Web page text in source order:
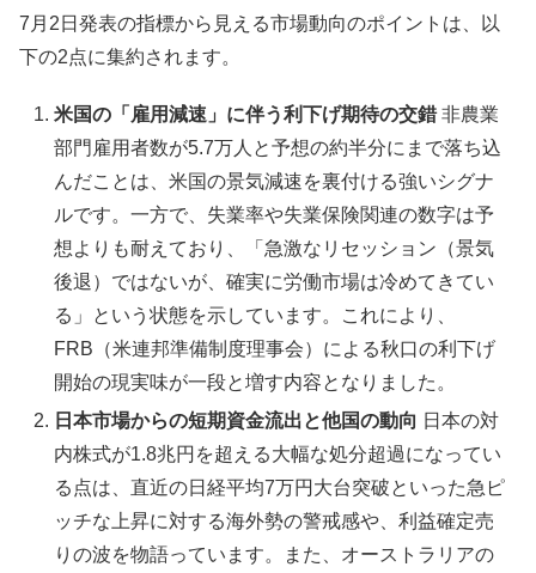
7月2日発表の指標から見える市場動向のポイントは、以
下の2点に集約されます。
米国の「雇用減速」に伴う利下げ期待の交錯非農業
部門雇用者数が5.7万人と予想の約半分にまで落ち込
んだことは、米国の景気減速を裏付ける強いシグナ
ルです。一方で、失業率や失業保険関連の数字は予
想よりも耐えており、「急激なリセッション（景気
後退）ではないが、確実に労働市場は冷めてきてい
る」という状態を示しています。これにより、
FRB（米連邦準備制度理事会）による秋口の利下げ
開始の現実味が一段と増す内容となりました。
日本市場からの短期資金流出と他国の動向 日本の対
内株式が1.8兆円を超える大幅な処分超過になってい
る点は、直近の日経平均7万円大台突破といった急ピ
ッチな上昇に対する海外勢の警戒感や、利益確定売
りの波を物語っています。また、オーストラリアの